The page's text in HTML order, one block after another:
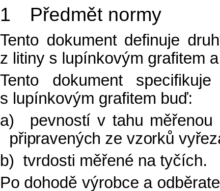
1 Předmět normy
Tento dokument definuje
z litiny s lupínkovým grafitem
Tento dokument
s lupínkovým grafitem buď:
a)
pevností v tahu
připravených ze vzorků
b) tvrdosti měřené na tyčích.
Po dohodě výrobce a